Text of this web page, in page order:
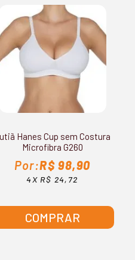
Hanes Cup sem Costura
Microfibra G260
R$ 98,90
4X R$ 24,72
COMPRAR